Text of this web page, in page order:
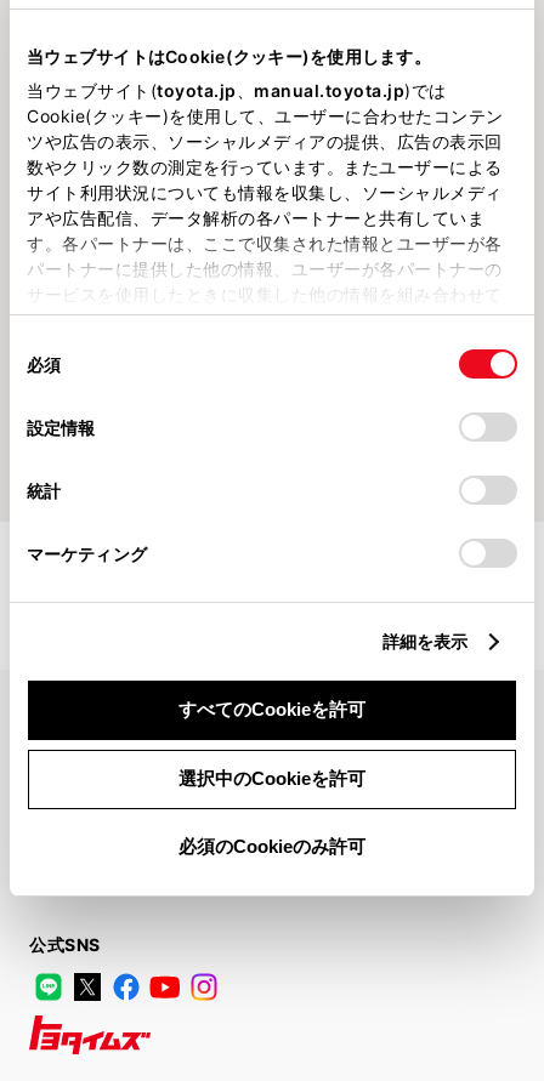
当ウェブサイトはCookie(クッキー)を使用します。
当ウェブサイト(toyota.jp manual.toyota.jp)では
Cookie(クッキー)を使用して、ユーザーに合わせたコンテン
ツや広告の表示、ソーシャルメディアの提供、広告の表示回
数やクリック数の測定を行っています。またユーザーによる
サイト利用状況についても情報を収集し、ソーシャルメディ
アや広告配信、データ解析の各パートナーと共有していま
す。各パートナーは、ここで収集された情報とユーザーが各
パートナーに提供した他の情報、ユーザーが各パートナーの
サービスを使用したときに収集した他の情報を組み合わせて
使用することがあります。当ウェブサイトの使用を続行する
デバイスにすべてのCookie(クッキー)が保存されることに同
意したことになります。Cookie(クッキー)のオプトアウト、
設定の変更、同意を撤回したりするにあたっては、当社の
「Cookie（クッキー）情報の取り扱いについて
」をご覧くだ
必須
設定情報
統計
マーケティング
詳細を表示
すべてのCookieを許可
選択中のCookieを許可
必須のCookieのみ許可
202647
社員の愛車紹介！！〈第２弾〉
202635
社員の愛車紹介！！
202621
公式SNS
LINE
X FacebookYouTube